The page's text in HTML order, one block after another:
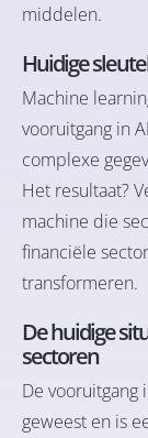
middelen.
Huidige
Machine
vooruitgang in
complexe
Het resultaat?
machine die
financiële
transformeren.
De huidige
sectoren
De vooruitgang
geweest en is